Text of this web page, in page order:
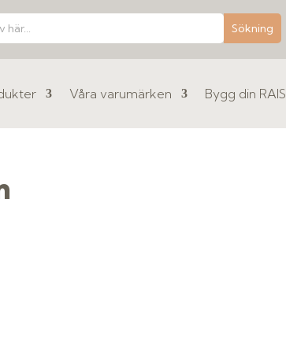
Våra varumärken Bygg din RAIS